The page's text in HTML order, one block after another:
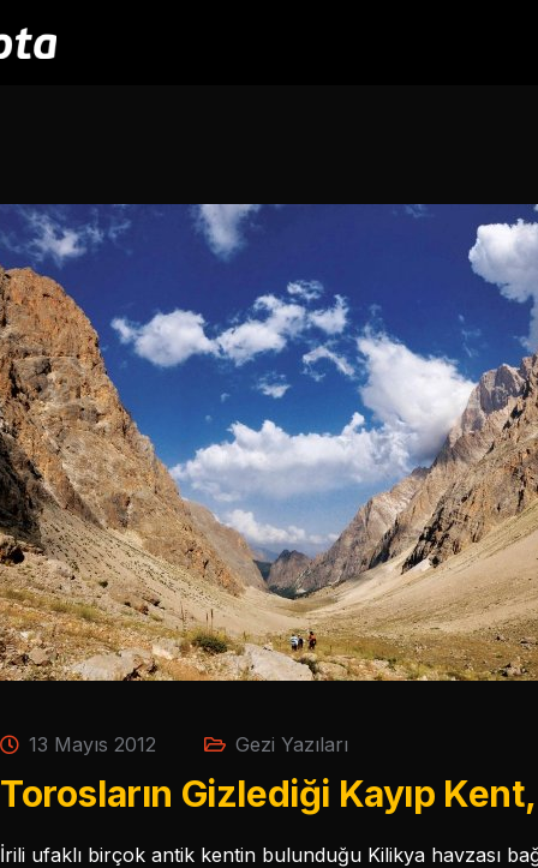
13 Mayıs 2012 Gezi Yazıları
Torosların Gizlediği Kayıp
İrili ufaklı birçok antik kentin bulunduğu Kilikya havzası